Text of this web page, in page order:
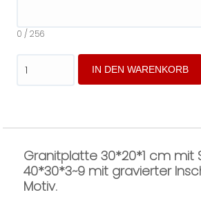
0 / 256
Granitplatte 30*20*1 cm mit
40*30*3~9 mit gravierter
Motiv.